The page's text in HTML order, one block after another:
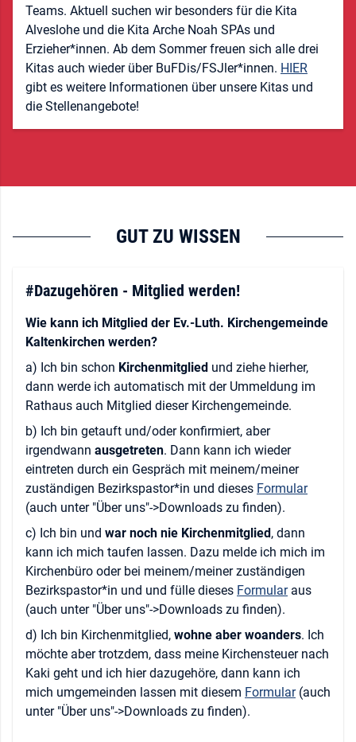
Teams. Aktuell suchen wir besonders für die Kita
Alveslohe und die Kita Arche Noah SPAs und
Erzieher*innen. Ab dem Sommer freuen sich alle drei
Kitas auch wieder über BuFDis/FSJler*innen. HIER
gibt es weitere Informationen über unsere Kitas und
die Stellenangebote!
GUT ZU WISSEN
#Dazugehören - Mitglied werden!
Wie kann ich Mitglied der Ev.-Luth. Kirchengemeinde
Kaltenkirchen werden?
a) Ich bin schon Kirchenmitglied und ziehe hierher,
dann werde ich automatisch mit der Ummeldung im
Rathaus auch Mitglied dieser Kirchengemeinde.
b) Ich bin getauft und/oder konfirmiert, aber
irgendwann ausgetreten. Dann kann ich wieder
eintreten durch ein Gespräch mit meinem/meiner
zuständigen Bezirkspastor*in und dieses Formular
(auch unter "Über uns"->Downloads zu finden).
c) Ich bin und war noch nie Kirchenmitglied, dann
kann ich mich taufen lassen. Dazu melde ich mich im
Kirchenbüro oder bei meinem/meiner zuständigen
Bezirkspastor*in und und fülle dieses Formularaus
(auch unter "Über uns"->Downloads zu finden).
d) Ich bin Kirchenmitglied, wohne aber woanders. Ich
möchte aber trotzdem, dass meine Kirchensteuer nach
Kaki geht und ich hier dazugehöre, dann kann ich
mich umgemeinden lassen mit diesem Formular(auch
unter "Über uns"->Downloads zu finden).